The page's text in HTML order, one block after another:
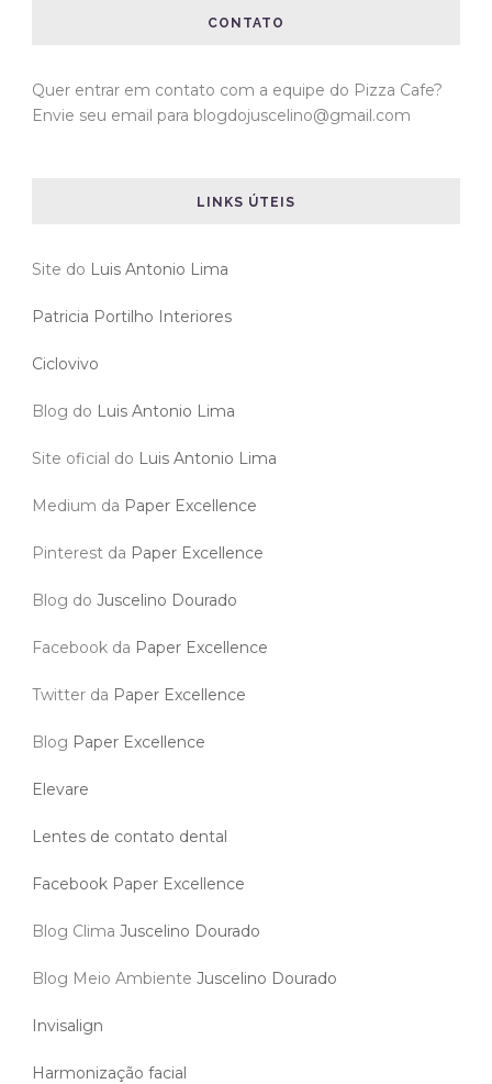
CONTATO
Quer entrar em contato com a equipe do Pizza Cafe?
Envie seu email para blogdojuscelino@gmail.com
LINKS ÚTEIS
Site do Luis Antonio Lima
Patricia Portilho Interiores
Ciclovivo
Blog do Luis Antonio Lima
Site oficial do Luis Antonio Lima
Medium da Paper Excellence
Pinterest da Paper Excellence
Blog do Juscelino Dourado
Facebook da Paper Excellence
Twitter da Paper Excellence
Blog Paper Excellence
Elevare
Lentes de contato dental
Facebook Paper Excellence
Blog Clima Juscelino Dourado
Blog Meio Ambiente Juscelino Dourado
Invisalign
Harmonização facial